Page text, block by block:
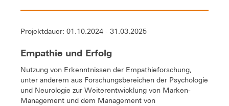
Projektdauer: 01.10.2024 - 31.03.2025
Empathie und Erfolg
Nutzung von Erkenntnissen der Empathieforschung,
unter anderem aus Forschungsbereichen der Psychologie
und Neurologie zur Weiterentwicklung von Marken-
Management und dem Management von